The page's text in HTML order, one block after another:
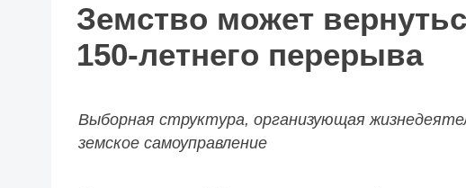
Земство может
150-летнего перерыва
Выборная структура, организующая
земское самоуправление